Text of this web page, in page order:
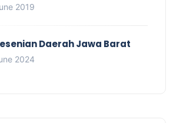
2019
Daerah Jawa Barat
2024